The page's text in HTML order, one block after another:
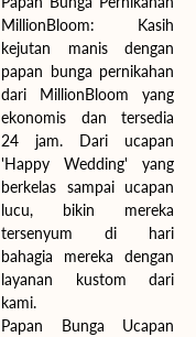
MillionBloom: Kasih
kejutan manis dengan
papan bunga pernikahan
dari MillionBloom yang
ekonomis dan tersedia
24 jam. Dari ucapan
'Happy Wedding' yang
berkelas sampai ucapan
lucu, bikin mereka
tersenyum di hari
bahagia mereka dengan
layanan kustom dari
kami.
Papan Bunga Ucapan